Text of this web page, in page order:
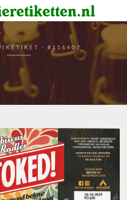
- #116407